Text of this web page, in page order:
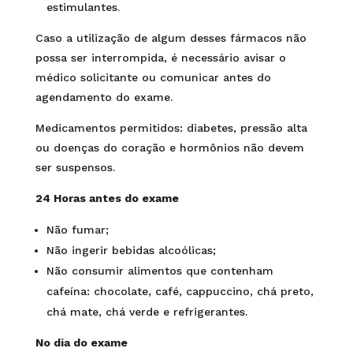
estimulantes.
Caso a utilização de algum desses fármacos não
possa ser interrompida, é necessário avisar o
médico solicitante ou comunicar antes do
agendamento do exame.
Medicamentos permitidos: diabetes, pressão alta
ou doenças do coração e hormônios não devem
ser suspensos.
24 Horas antes do exame
Não fumar;
Não ingerir bebidas alcoólicas;
Não consumir alimentos que contenham
cafeína: chocolate, café, cappuccino, chá preto,
chá mate, chá verde e refrigerantes.
No dia do exame